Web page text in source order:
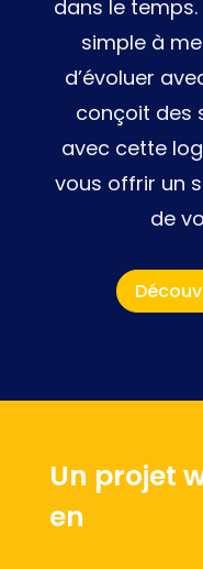
dans le
simple à
d’évoluer
conçoit des
avec cette
vous offrir un
de
Un projet
en